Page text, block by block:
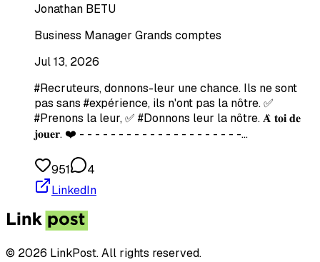
Jonathan BETU
Business Manager Grands comptes
Jul 13, 2026
#Recruteurs, donnons-leur une chance. Ils ne sont
pas sans #expérience, ils n'ont pas la nôtre. ✅
#Prenons la leur, ✅ #Donnons leur la nôtre. 𝐀̀ 𝐭𝐨𝐢 𝐝𝐞
𝐣𝐨𝐮𝐞𝐫. ❤️ - - - - - - - - - - - - - - - - - - - - -…
951
4
LinkedIn
© 2026 LinkPost. All rights reserved.